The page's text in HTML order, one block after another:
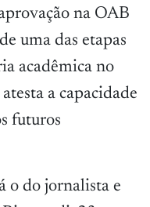
na OAB
uma das etapas
acadêmica no
a capacidade
futuros
o do jornalista e